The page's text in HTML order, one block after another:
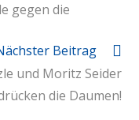
gegen die
Beitrag
und Moritz Seider
die Daumen!